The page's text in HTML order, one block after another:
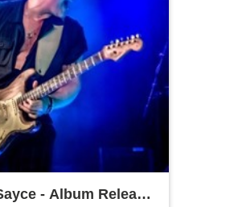
- Album Release